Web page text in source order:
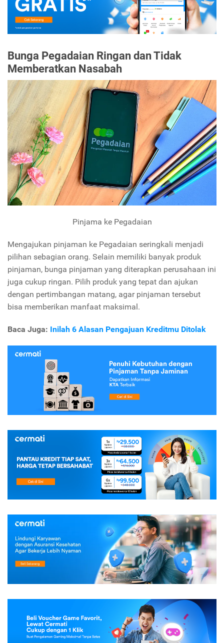
Bunga Pegadaian Ringan dan Tidak
Memberatkan Nasabah
Pinjama ke Pegadaian
Mengajukan pinjaman ke Pegadaian seringkali menjadi
pilihan sebagian orang. Selain memiliki banyak produk
pinjaman, bunga pinjaman yang diterapkan perusahaan ini
juga cukup ringan. Pilih produk yang tepat dan ajukan
dengan pertimbangan matang, agar pinjaman tersebut
bisa memberikan manfaat maksimal.
Baca Juga: Inilah 6 Alasan Pengajuan Kreditmu Ditolak